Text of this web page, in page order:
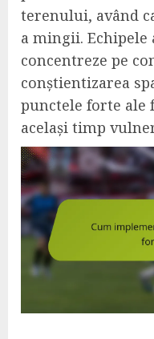
terenului, având
a mingii. Echipele
concentreze pe
conștientizarea
punctele forte
același timp